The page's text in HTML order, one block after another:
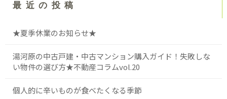
最近の投稿
★夏季休業のお知らせ★
湯河原の中古戸建・中古マンション購入ガイド！失敗しな
い物件の選び方★不動産コラムvol.20
個人的に辛いものが食べたくなる季節